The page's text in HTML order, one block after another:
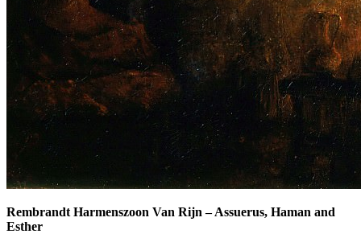
Rembrandt Harmenszoon Van Rijn –Assuerus, Haman and
Esther